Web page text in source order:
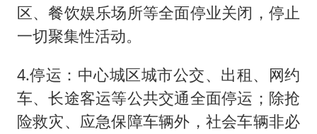
区、餐饮娱乐场所等全面停业关闭，停止
一切聚集性活动。
4.停运：中心城区城市公交、出租、网约
车、长途客运等公共交通全面停运；除抢
险救灾、应急保障车辆外，社会车辆非必